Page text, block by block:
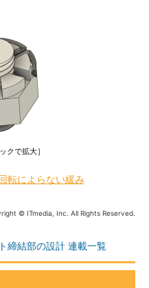
クで拡大］
転によらない緩み
© ITmedia, Inc. All Rights Reserved.
締結部の設計 連載一覧